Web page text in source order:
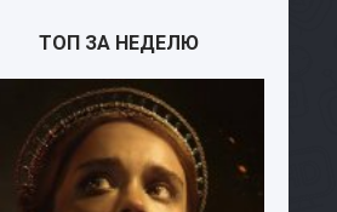
ТОП ЗА НЕДЕЛЮ